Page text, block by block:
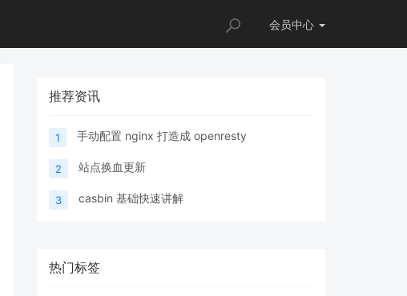
会员中心
推荐资讯
1 手动配置 nginx 打造成 openresty
2 站点换血更新
3 casbin 基础快速讲解
热门标签